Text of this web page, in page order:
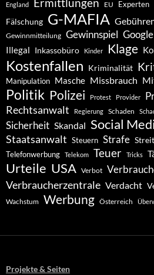
England Ermittlungen EU Experten
Fälschung G-MAFIA
Gewinnmitteilung Gewinnspiel Google
Illegal Inkassobüro Kinder Klage
Kostenfallen Kriminalität
Manipulation Masche Missbrauch
Politik Polizei Protest Provider
Rechtsanwalt Regierung Schaden
Sicherheit Skandal Social
Staatsanwalt Steuern Strafe Streit
Telefonwerbung Telekom Teuer Tricks
Urteile USA Verbot
Verbraucherzentrale Verdacht
Wachstum Werbung Österreich
Projekte & Seiten